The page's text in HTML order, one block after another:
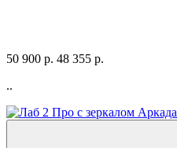
50 900 р. 48 355 р.
..